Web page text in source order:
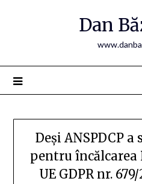
Dan
Deși ANSPDCP
pentru
UE GDPR nr.